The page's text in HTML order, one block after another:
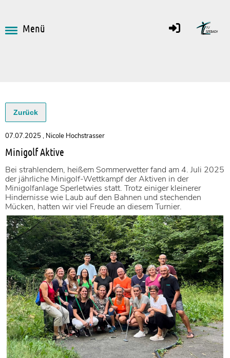
Menü
Zurück
07.07.2025, Nicole Hochstrasser
Minigolf Aktive
Bei strahlendem, heißem Sommerwetter fand am 4. Juli 2025
der jährliche Minigolf-Wettkampf der Aktiven in der
Minigolfanlage Sperletwies statt. Trotz einiger kleinerer
Hindernisse wie Laub auf den Bahnen und stechenden
Mücken, hatten wir viel Freude an diesem Turnier.